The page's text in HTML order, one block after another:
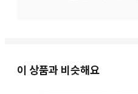
이 상품과 비슷해요